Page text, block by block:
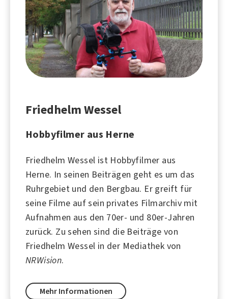
Friedhelm Wessel
Hobbyfilmer aus Herne
Friedhelm Wessel ist Hobbyfilmer aus
Herne. In seinen Beiträgen geht es um das
Ruhrgebiet und den Bergbau. Er greift für
seine Filme auf sein privates Filmarchiv mit
Aufnahmen aus den 70er- und 80er-Jahren
zurück. Zu sehen sind die Beiträge von
Friedhelm Wessel in der Mediathek von
NRWision.
Mehr Informationen